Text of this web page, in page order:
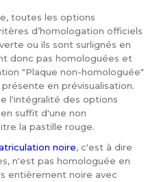
toutes les options
d’homologation officiels
ou ils sont surlignés en
donc pas homologuées et
"Plaque non-homologuée"
en prévisualisation.
l'intégralité des options
suffit d'une non
la pastille rouge.
noire, c'est à dire
n'est pas homologuée en
entièrement noire avec